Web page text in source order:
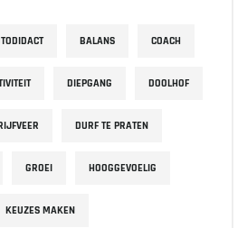
BALANS COACH
DIEPGANG DOOLHOF
DURF TE PRATEN
GROEI HOOGGEVOELIG
KEUZES MAKEN